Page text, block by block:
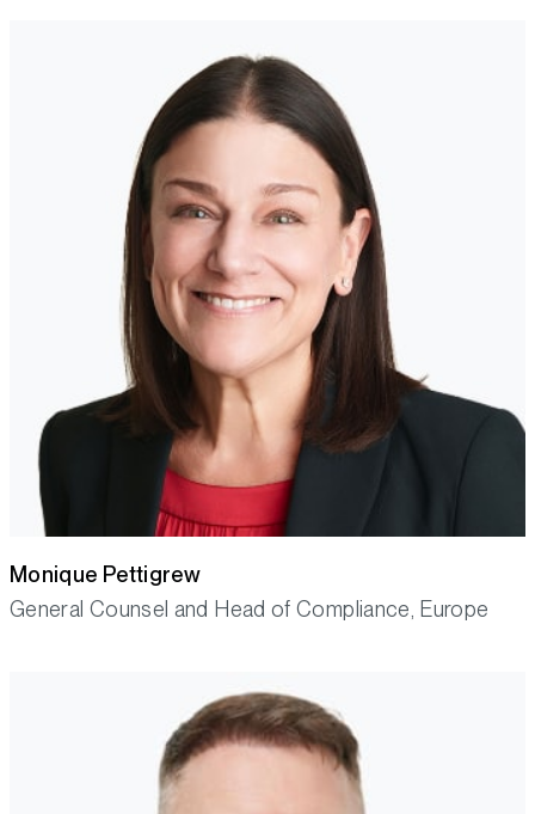
Monique Pettigrew
General Counsel and Head of Compliance, Europe